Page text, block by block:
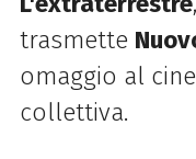
trasmette
omaggio al
collettiva.